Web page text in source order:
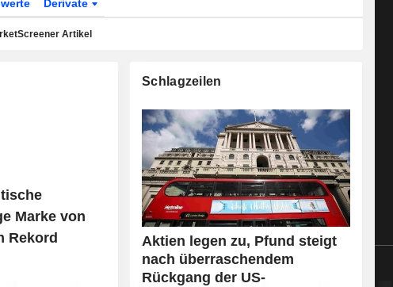
Derivate
Artikel
Marke von
Rekord
Schlagzeilen
Aktien legen zu, Pfund steigt
nach überraschendem
Rückgang der US-